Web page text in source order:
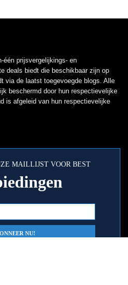
één prijsvergelijkings- en
deals biedt die beschikbaar zijn op
via de laatst toegevoegde blogs. Alle
beschermd door hun respectievelijke
is afgeleid van hun respectievelijke
MAILLIJST VOOR BEST